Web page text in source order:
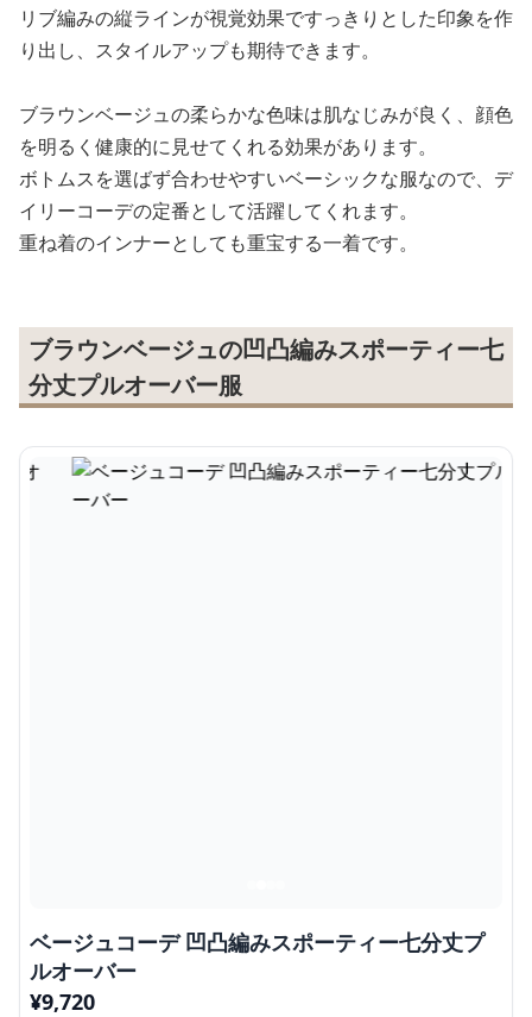
リブ編みの縦ラインが視覚効果ですっきりとした印象を作
り出し、スタイルアップも期待できます。
ブラウンベージュの柔らかな色味は肌なじみが良く、顔色
を明るく健康的に見せてくれる効果があります。
ボトムスを選ばず合わせやすいベーシックな服なので、デ
イリーコーデの定番として活躍してくれます。
重ね着のインナーとしても重宝する一着です。
ブラウンベージュの凹凸編みスポーティー七
分丈プルオーバー服
ベージュコーデ 凹凸編みスポーティー七分丈プ
ルオーバー
¥9,720